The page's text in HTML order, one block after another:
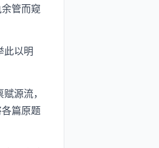
管而窥
此以明
源流，
篇原题